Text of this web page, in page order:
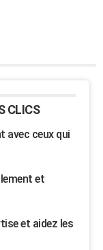
CLICS
avec ceux qui
et
et aidez les